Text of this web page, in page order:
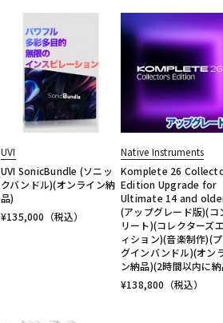
UVI
UVI SonicBundle (ソニッ
クバンドル)(オンライン納
品)
¥135,000 （税込）
Native Instruments
Komplete 26
Edition Upgrade for
Ultimate 14 and
(アップグレード版)(コ
リート)(コレクターズ
ィション)(音楽制作)(
グインバンドル)(オン
ン納品)(2時間以内に
¥138,800 （税込）